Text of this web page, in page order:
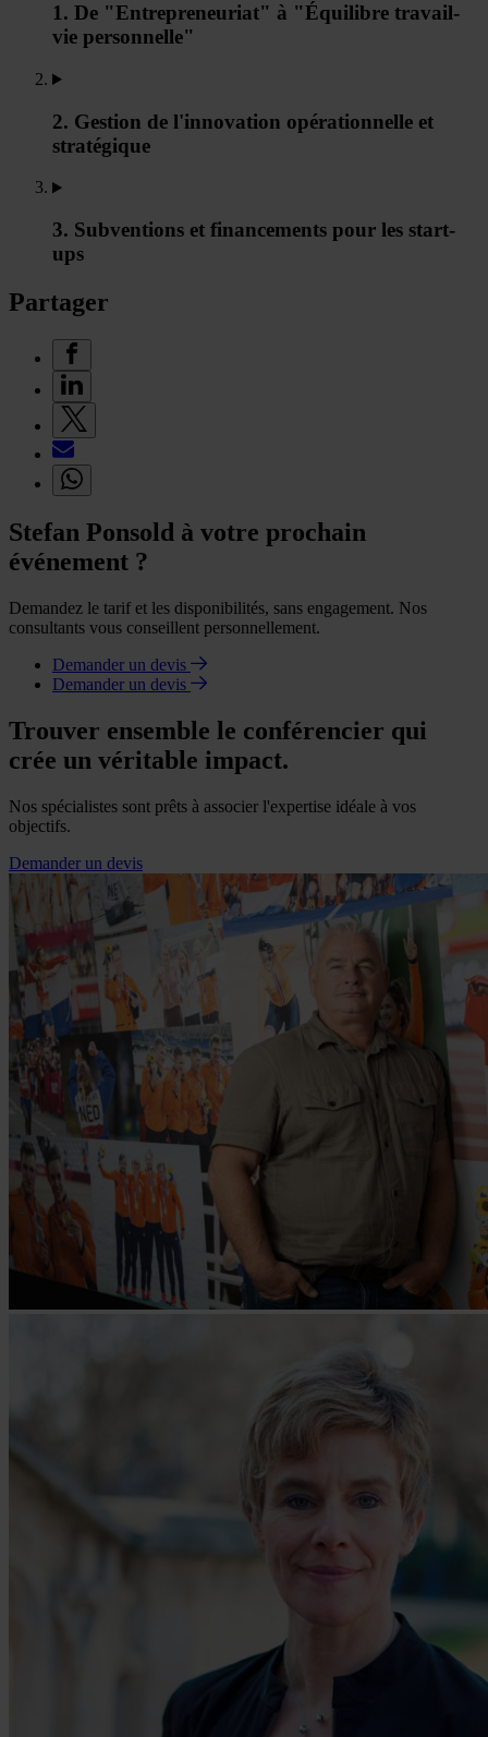
1. De "Entrepreneuriat" à "Équilibre travail-
vie personnelle"
2. Gestion de l'innovation opérationnelle et
stratégique
3. Subventions et financements pour les start-
ups
Partager
Stefan Ponsold à votre prochain
événement ?
Demandez le tarif et les disponibilités, sans engagement. Nos
consultants vous conseillent personnellement.
Demander un devis
Demander un devis
Trouver ensemble le conférencier qui
crée un véritable impact.
Nos spécialistes sont prêts à associer l'expertise idéale à vos
objectifs.
Demander un devis